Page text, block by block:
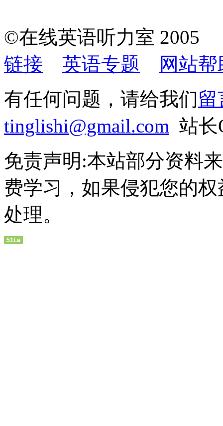
©在线英语听力室
链接
英语专题
网站帮
有任何问题，请给我们留
tinglishi@gmail.com 站长
免责声明:本站部分资料
费学习，如果侵犯您的
处理。
51La